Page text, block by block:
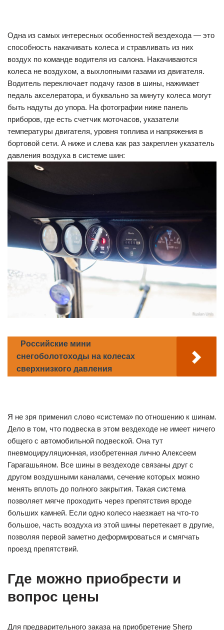
Одна из самых интересных особенностей вездехода — это
способность накачивать колеса и стравливать из них
воздух по команде водителя из салона. Накачиваются
колеса не воздухом, а выхлопными газами из двигателя.
Водитель переключает подачу газов в шины, нажимает
педаль акселератора, и буквально за минуту колеса могут
быть надуты до упора. На фотографии ниже панель
приборов, где есть счетчик моточасов, указатели
температуры двигателя, уровня топлива и напряжения в
бортовой сети. А ниже и слева как раз закреплен указатель
давления воздуха в системе шин:
Российские мини
снегоболотоходы на колесах
сверхнизкого давления
Я не зря применил слово «система» по отношению к шинам.
Дело в том, что подвеска в этом вездеходе не имеет ничего
общего с автомобильной подвеской. Она тут
пневмоцируляционная, изобретенная лично Алексеем
Гарагашьяном. Все шины в вездеходе связаны друг с
другом воздушными каналами, сечение которых можно
менять вплоть до полного закрытия. Такая система
позволяет мягче проходить через препятствия вроде
больших камней. Если одно колесо наезжает на что-то
большое, часть воздуха из этой шины перетекает в другие,
позволяя первой заметно деформироваться и смягчать
проезд препятствий.
Где можно приобрести и
вопрос цены
Для предварительного заказа на приобретение Sherp